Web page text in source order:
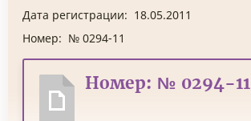
Дата регистрации: 18.05.2011
Номер: № 0294-11
Номер: № 0294-11